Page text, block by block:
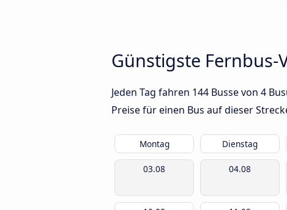
Günstigste Fernbus-
Jeden Tag fahren 144 Busse von 4
Preise für einen Bus auf dieser
Montag Dienstag
03.08 04.08